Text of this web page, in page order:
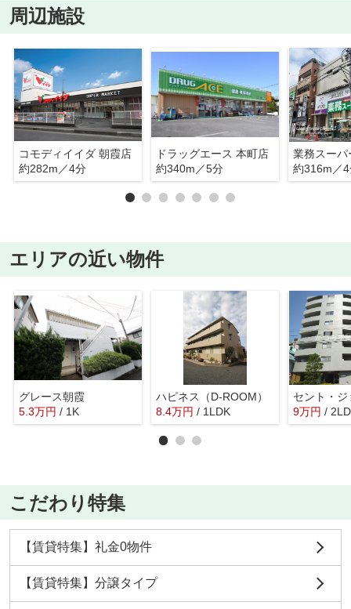
周辺施設
コモディイイダ 朝霞店
約282m／4分
ドラッグエース 本町店
約340m／5分
業務スーパ
約316m／
エリアの近い物件
グレース朝霞
5.3万円 / 1K
ハピネス（D-ROOM）
8.4万円 / 1LDK 9万円 /
こだわり特集
【賃貸特集】礼金0物件
【賃貸特集】分譲タイプ